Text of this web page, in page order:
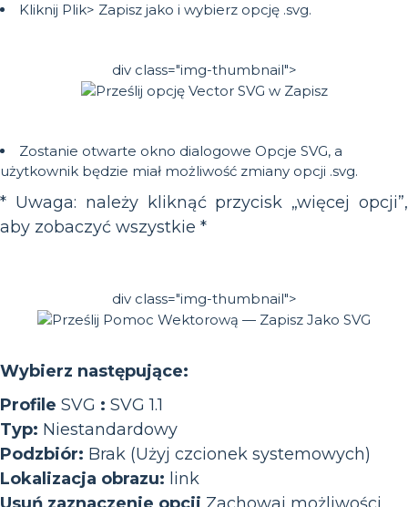
Kliknij Plik> Zapisz jako i wybierz opcję .svg.
div class="img-thumbnail">
Zostanie otwarte okno dialogowe Opcje SVG, a
użytkownik będzie miał możliwość zmiany opcji .svg.
* Uwaga: należy kliknąć przycisk „więcej opcji”,
aby zobaczyć wszystkie *
div class="img-thumbnail">
Wybierz następujące:
Profile SVG : SVG 1.1
Typ: Niestandardowy
Podzbiór: Brak (Użyj czcionek systemowych)
Lokalizacja obrazu: link